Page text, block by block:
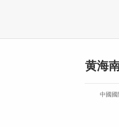
黄海
中國國